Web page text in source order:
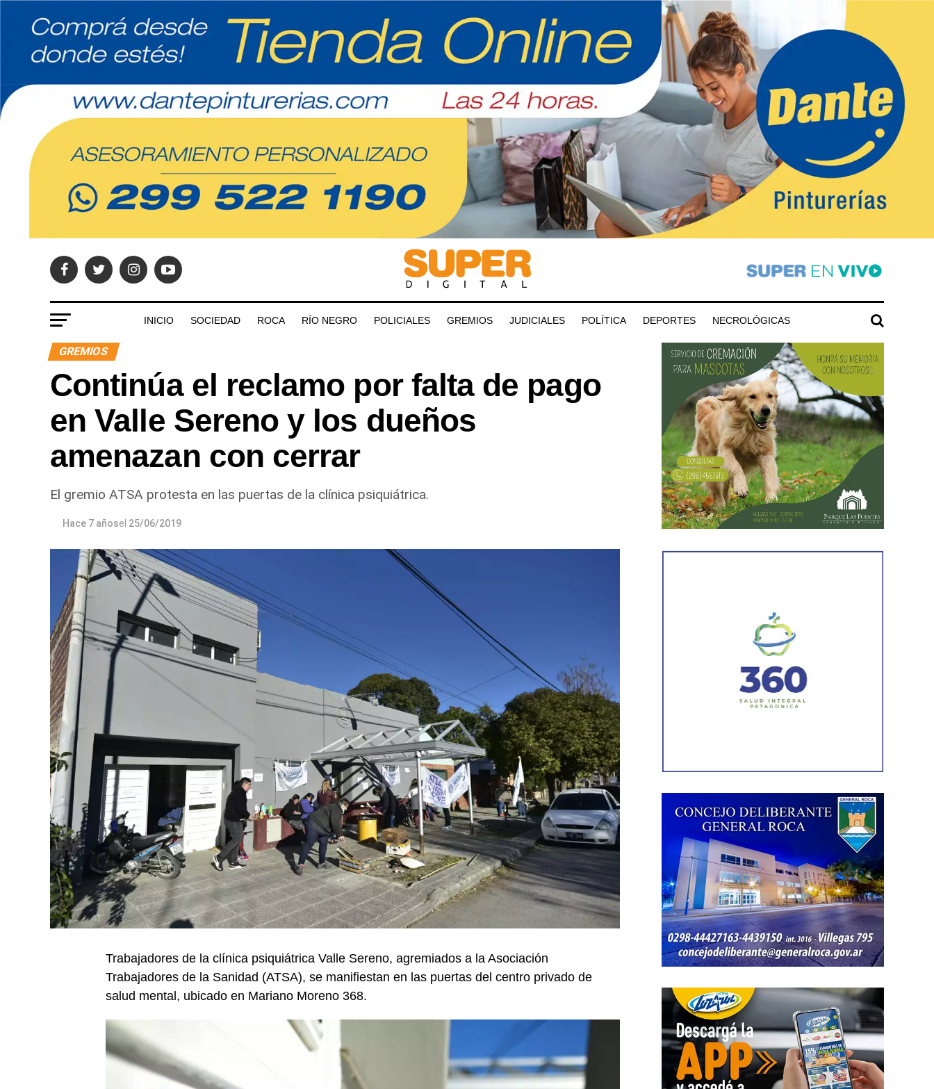
INICIO SOCIEDAD ROCA RÍO NEGRO POLICIALES GREMIOS JUDICIALES POLÍTICA DEPORTES NECROLÓGICAS
GREMIOS
Continúa el reclamo por falta de pago
en Valle Sereno y los dueños
amenazan con cerrar
El gremio ATSA protesta en las puertas de la clínica psiquiátrica.
Hace 7 añosel 25/06/2019
Trabajadores de la clínica psiquiátrica Valle Sereno, agremiados a la Asociación
Trabajadores de la Sanidad (ATSA), se manifiestan en las puertas del centro privado de
salud mental, ubicado en Mariano Moreno 368.